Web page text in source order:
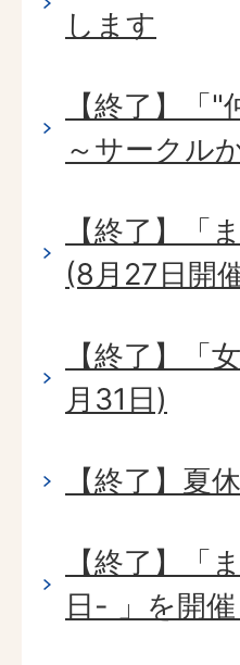
します
【終了】「
～サークル
【終了】「
(8月27日開
【終了】「
月31日)
【終了】夏
【終了】「
日- 」を開